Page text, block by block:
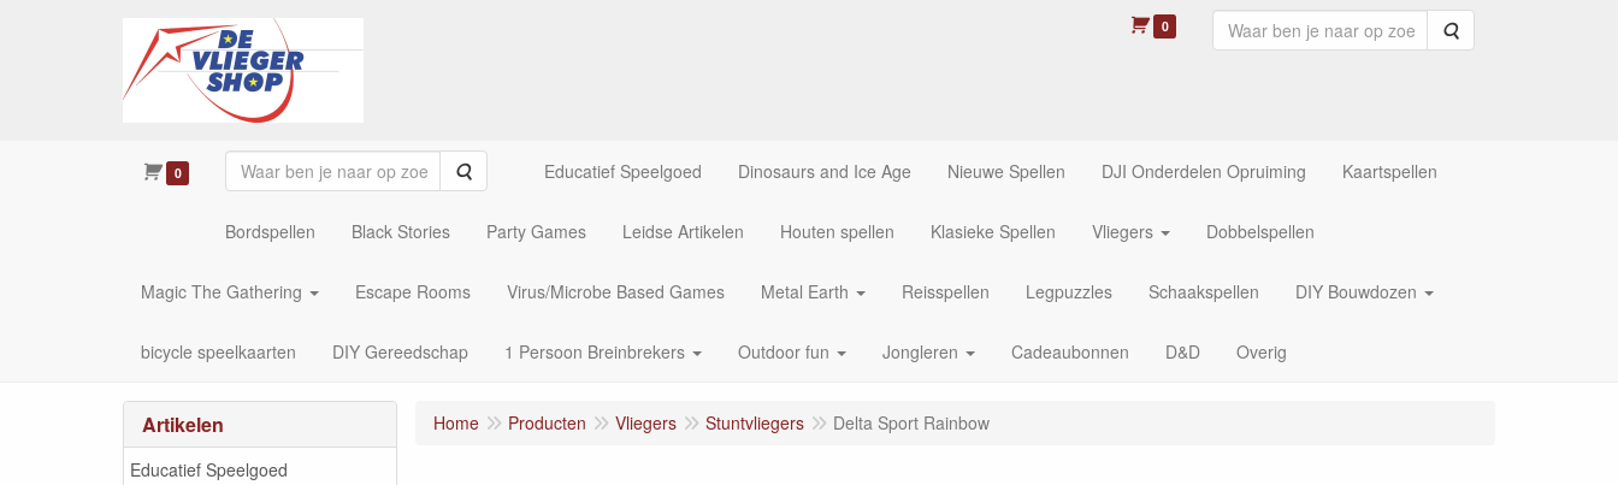
0 Zoeken
0 Zoeken Educatief Speelgoed Dinosaurs and Ice Age Nieuwe Spellen DJI Onderdelen Opruiming Kaartspellen
Bordspellen Black Stories Party Games Leidse Artikelen Houten spellen Klasieke Spellen Vliegers Dobbelspellen
Magic The Gathering Escape Rooms Virus/Microbe Based Games Metal Earth Reisspellen Legpuzzles Schaakspellen DIY Bouwdozen
bicycle speelkaarten DIY Gereedschap 1 Persoon Breinbrekers Outdoor fun Jongleren Cadeaubonnen D&D Overig
Artikelen
Educatief Speelgoed
Home Producten Vliegers Stuntvliegers Delta Sport Rainbow